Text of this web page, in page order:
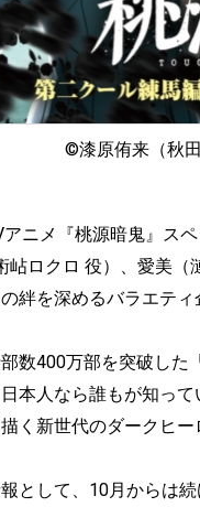
©漆原侑来（秋
ニメ『桃源暗鬼』ス
岾ロクロ 役）、愛美
絆を深めるバラエティ
数400万部を突破し
本人なら誰もが知っ
く新世代のダークヒ
として、10月からは